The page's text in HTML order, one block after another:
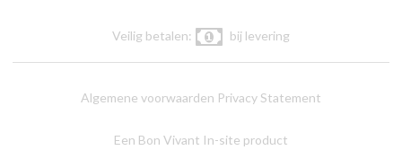
Veilig betalen: bij levering
Algemene voorwaarden Privacy Statement
Een Bon Vivant In-site product